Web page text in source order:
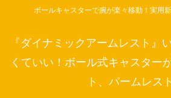
ボールキャスターで腕が楽々移動！実用
『ダイナミックアームレスト』
くていい！ボール式キャスター
ト、パームレスト